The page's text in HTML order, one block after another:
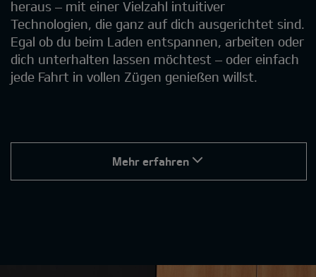
heraus – mit einer Vielzahl intuitiver
Technologien, die ganz auf dich ausgerichtet sind.
Egal ob du beim Laden entspannen, arbeiten oder
dich unterhalten lassen möchtest – oder einfach
jede Fahrt in vollen Zügen genießen willst.
Mehr erfahren